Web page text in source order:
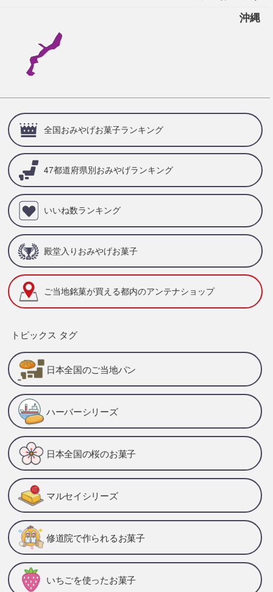
沖縄
全国おみやげお菓子ランキング
47都道府県別おみやげランキング
いいね数ランキング
殿堂入りおみやげお菓子
ご当地銘菓が買える都内のアンテナショップ
トピックス タグ
日本全国のご当地パン
ハーバーシリーズ
日本全国の桜のお菓子
マルセイシリーズ
修道院で作られるお菓子
いちごを使ったお菓子